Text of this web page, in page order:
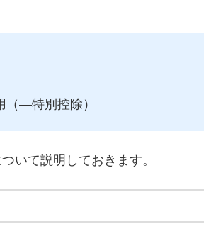
―特別控除）
いて説明しておきます。